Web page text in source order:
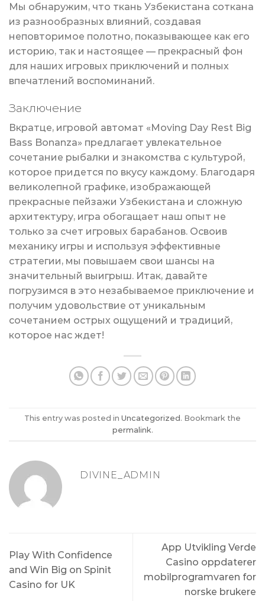
Мы обнаружим, что ткань Узбекистана соткана
из разнообразных влияний, создавая
неповторимое полотно, показывающее как его
историю, так и настоящее — прекрасный фон
для наших игровых приключений и полных
впечатлений воспоминаний.
Заключение
Вкратце, игровой автомат «Moving Day Rest Big
Bass Bonanza» предлагает увлекательное
сочетание рыбалки и знакомства с культурой,
которое придется по вкусу каждому. Благодаря
великолепной графике, изображающей
прекрасные пейзажи Узбекистана и сложную
архитектуру, игра обогащает наш опыт не
только за счет игровых барабанов. Освоив
механику игры и используя эффективные
стратегии, мы повышаем свои шансы на
значительный выигрыш. Итак, давайте
погрузимся в это незабываемое приключение и
получим удовольствие от уникальным
сочетанием острых ощущений и традиций,
которое нас ждет!
This entry was posted in Uncategorized. Bookmark the
permalink.
DIVINE_ADMIN
Play With Confidence
and Win Big on Spinit
Casino for UK
App Utvikling Verde
Casino oppdaterer
mobilprogramvaren for
norske brukere